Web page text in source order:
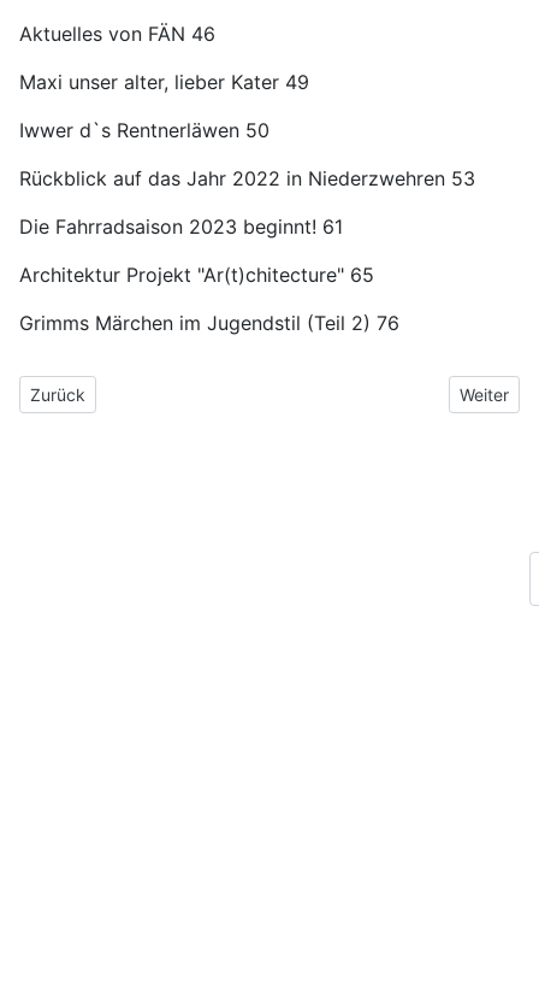
Aktuelles von FÄN 46
Maxi unser alter, lieber Kater 49
Iwwer d`s Rentnerläwen 50
Rückblick auf das Jahr 2022 in Niederzwehren 53
Die Fahrradsaison 2023 beginnt! 61
Architektur Projekt "Ar(t)chitecture" 65
Grimms Märchen im Jugendstil (Teil 2) 76
Vorheriger Beitrag: Heimatbrief 2023 Nr. 3
Zurück Nächster
Weiter